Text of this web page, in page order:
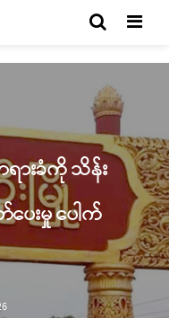
ားခံကို သိန်း
ေးမှု ပေါက်